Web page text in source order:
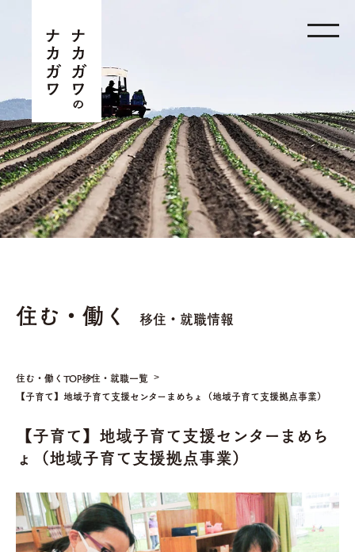
住む・働く 移住・就職情報
住む・働くTOP移住・就職一覧
【子育て】地域子育て支援センターまめちょ（地域子育て支援拠点事業）
【子育て】地域子育て支援センターまめち
ょ（地域子育て支援拠点事業）